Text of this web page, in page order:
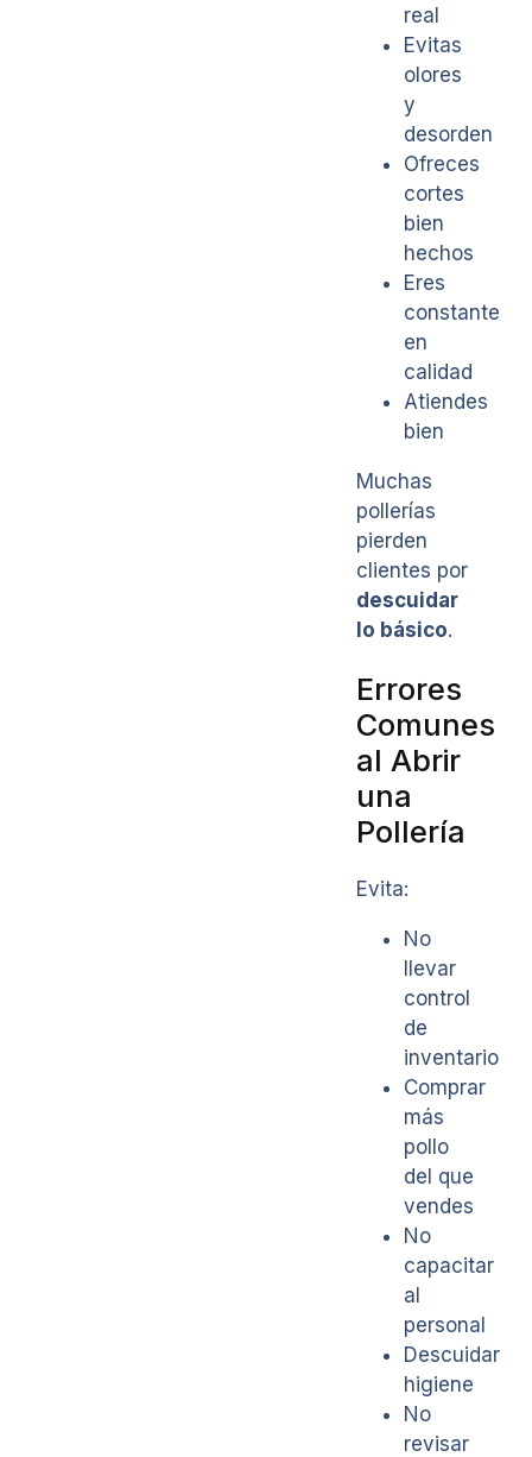
real
Evitas
olores
y
desorden
Ofreces
cortes
bien
hechos
Eres
constante
en
calidad
Atiendes
bien
Muchas
pollerías
pierden
clientes por
descuidar
lo básico.
Errores
Comunes
al Abrir
una
Pollería
Evita:
No
llevar
control
de
inventario
Comprar
más
pollo
del que
vendes
No
capacitar
al
personal
Descuidar
higiene
No
revisar